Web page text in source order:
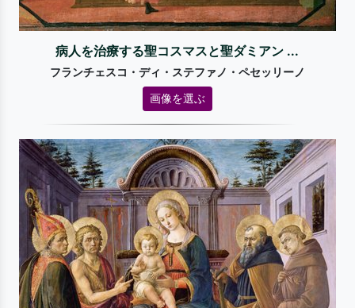
病人を治療する聖コスマスと聖ダミアン ...
フランチェスコ・ディ・ステファノ・ペセッリーノ
画像を選ぶ